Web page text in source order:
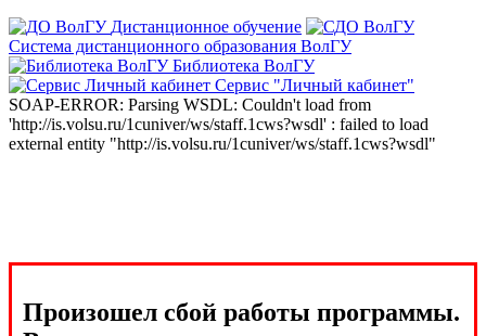
Дистанционное обучение
Система дистанционного образования ВолГУ
Библиотека ВолГУ
Сервис "Личный кабинет"
SOAP-ERROR: Parsing WSDL: Couldn't load from
'http://is.volsu.ru/1cuniver/ws/staff.1cws?wsdl' : failed to load
external entity "http://is.volsu.ru/1cuniver/ws/staff.1cws?wsdl"
Произошел сбой работы программы.